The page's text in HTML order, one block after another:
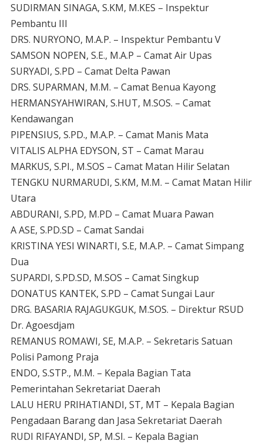
SUDIRMAN SINAGA, S.KM, M.KES – Inspektur
Pembantu III
DRS. NURYONO, M.A.P. – Inspektur Pembantu V
SAMSON NOPEN, S.E., M.A.P – Camat Air Upas
SURYADI, S.PD – Camat Delta Pawan
DRS. SUPARMAN, M.M. – Camat Benua Kayong
HERMANSYAHWIRAN, S.HUT, M.SOS. – Camat
Kendawangan
PIPENSIUS, S.PD., M.A.P. – Camat Manis Mata
VITALIS ALPHA EDYSON, ST – Camat Marau
MARKUS, S.PI., M.SOS – Camat Matan Hilir Selatan
TENGKU NURMARUDI, S.KM, M.M. – Camat Matan Hilir
Utara
ABDURANI, S.PD, M.PD – Camat Muara Pawan
A ASE, S.PD.SD – Camat Sandai
KRISTINA YESI WINARTI, S.E, M.A.P. – Camat Simpang
Dua
SUPARDI, S.PD.SD, M.SOS – Camat Singkup
DONATUS KANTEK, S.PD – Camat Sungai Laur
DRG. BASARIA RAJAGUKGUK, M.SOS. – Direktur RSUD
Dr. Agoesdjam
REMANUS ROMAWI, SE, M.A.P. – Sekretaris Satuan
Polisi Pamong Praja
ENDO, S.STP., M.M. – Kepala Bagian Tata
Pemerintahan Sekretariat Daerah
LALU HERU PRIHATIANDI, ST, MT – Kepala Bagian
Pengadaan Barang dan Jasa Sekretariat Daerah
RUDI RIFAYANDI, SP, M.SI. – Kepala Bagian